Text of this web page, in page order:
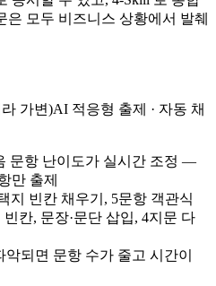
모두 비즈니스 상황에서 발췌
가변)AI 적응형 출제 · 자동 채
문항 난이도가 실시간 조정 —
만 출제
지 빈칸 채우기, 5문항 객관식
칸, 문장·문단 삽입, 4지문 다
되면 문항 수가 줄고 시간이